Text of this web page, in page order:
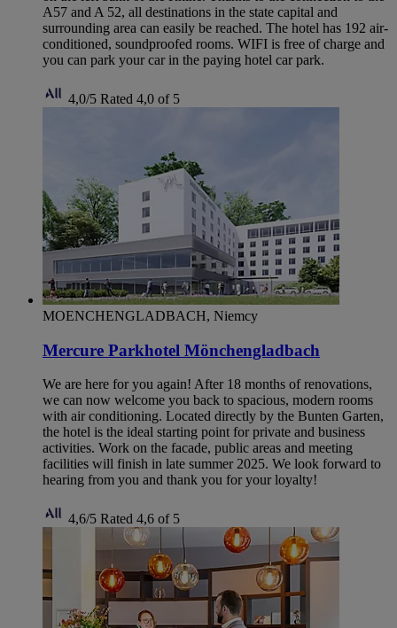
A57 and A 52, all destinations in the state capital and
surrounding area can easily be reached. The hotel has 192 air-
conditioned, soundproofed rooms. WIFI is free of charge and
you can park your car in the paying hotel car park.
4,0/5 Rated 4,0 of 5
MOENCHENGLADBACH, Niemcy
Mercure Parkhotel Mönchengladbach
We are here for you again! After 18 months of renovations,
we can now welcome you back to spacious, modern rooms
with air conditioning. Located directly by the Bunten Garten,
the hotel is the ideal starting point for private and business
activities. Work on the facade, public areas and meeting
facilities will finish in late summer 2025. We look forward to
hearing from you and thank you for your loyalty!
4,6/5 Rated 4,6 of 5